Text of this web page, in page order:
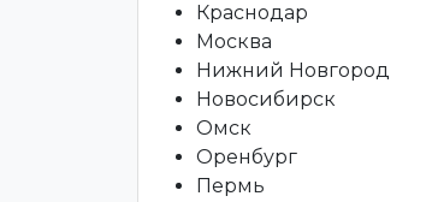
Краснодар
Москва
Нижний Новгород
Новосибирск
Омск
Оренбург
Пермь